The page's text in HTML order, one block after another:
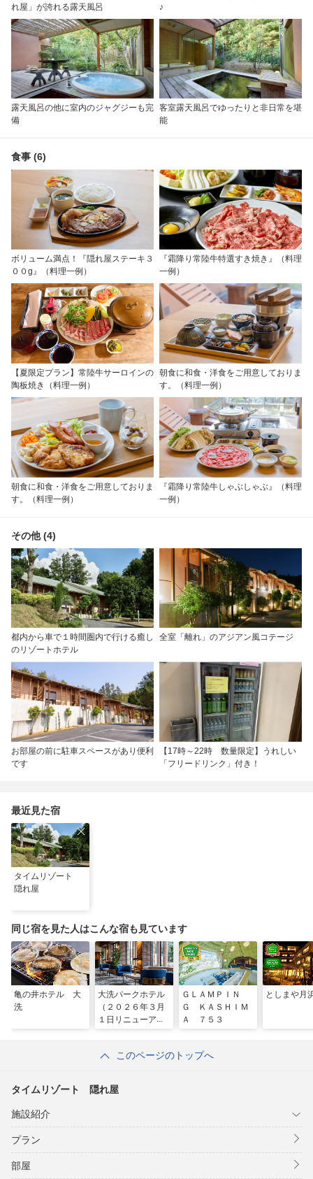
れ屋」が誇れる露天風呂
♪
露天風呂の他に室内のジャグジーも完
備
客室露天風呂でゆったりと非日常を堪
能
食事 (6)
ボリューム満点！『隠れ屋ステーキ３
００g』（料理一例）
『霜降り常陸牛特選すき焼き』（料理
一例）
【夏限定プラン】常陸牛サーロインの
陶板焼き（料理一例）
朝食に和食・洋食をご用意しておりま
す。（料理一例）
朝食に和食・洋食をご用意しておりま
す。（料理一例）
『霜降り常陸牛しゃぶしゃぶ』（料理
一例）
その他 (4)
都内から車で１時間圏内で行ける癒し
のリゾートホテル
全室「離れ」のアジアン風コテージ
お部屋の前に駐車スペースがあり便利
です
【17時～22時 数量限定】うれしい
「フリードリンク」付き！
最近見た宿
タイムリゾート
隠れ屋
同じ宿を見た人はこんな宿も見ています
亀の井ホテル 大
洗
大洗パークホテル
（２０２６年３月
１日リニューアル
ＧＬＡＭＰＩＮ
Ｇ ＫＡＳＨＩＭ
Ａ ７５３
としまや月
このページのトップへ
タイムリゾート 隠れ屋
施設紹介
プラン
部屋